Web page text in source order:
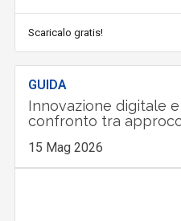
Scaricalo gratis!
GUIDA
Innovazione digitale
confronto tra
15 Mag 2026